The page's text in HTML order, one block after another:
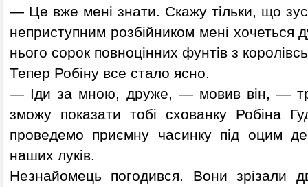
— Це вже мені знати. Скажу тільки, що
неприступним розбійником мені хочеться
нього сорок повноцінних фунтів з
Тепер Робіну все стало ясно.
— Іди за мною, друже, — мовив він, —
зможу показати тобі схованку Робіна
проведемо приємну часинку під оцим
наших луків.
Незнайомець погодився. Вони зрізали